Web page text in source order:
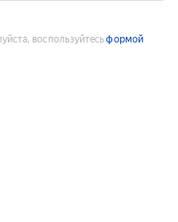
воспользуйтесьформой